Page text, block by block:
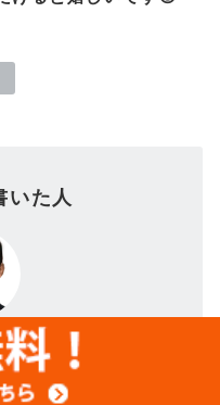
いた人
い！